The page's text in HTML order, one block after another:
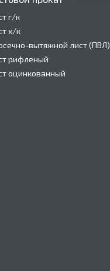
г/к
х/к
вытяжной лист (ПВЛ)
рифленый
оцинкованный